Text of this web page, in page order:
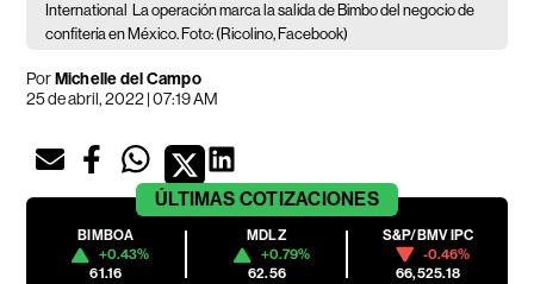
International La operación marca la salida de Bimbo del negocio de
confitería en México. Foto: (Ricolino, Facebook)
PorMichelle del Campo
25 de abril, 2022 | 07:19 AM
ÚLTIMAS COTIZACIONES
BIMBOA
+0.43%
61.16
MDLZ
+0.79%
62.56
S&P/BMV IPC
-0.46%
66,525.18